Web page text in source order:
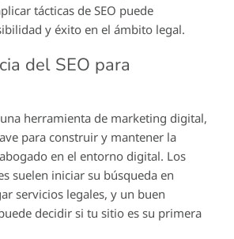
tácticas de SEO puede
y éxito en el ámbito legal.
del SEO para
una herramienta de marketing digital,
para construir y mantener la
en el entorno digital. Los
suelen iniciar su búsqueda en
servicios legales, y un buen
decidir si tu sitio es su primera